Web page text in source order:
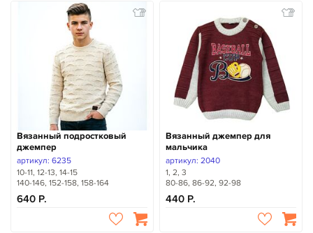
Вязанный подростковый
джемпер
артикул: 6235
10-11, 12-13, 14-15
140-146, 152-158, 158-164
640
Вязанный джемпер для
мальчика
артикул: 2040
1, 2, 3
80-86, 86-92, 92-98
440